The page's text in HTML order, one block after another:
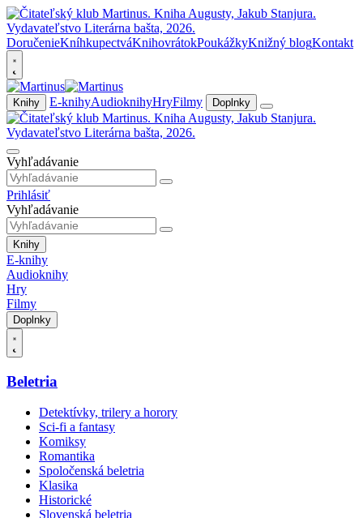
DoručenieKníhkupectváKnihovrátokPoukážkyKnižný blogKontakt
Knihy E-knihyAudioknihyHryFilmy Doplnky
Vyhľadávanie
Prihlásiť
Vyhľadávanie
Knihy
E-knihy
Audioknihy
Hry
Filmy
Doplnky
Beletria
Detektívky, trilery a horory
Sci-fi a fantasy
Komiksy
Romantika
Spoločenská beletria
Klasika
Historické
Slovenská beletria